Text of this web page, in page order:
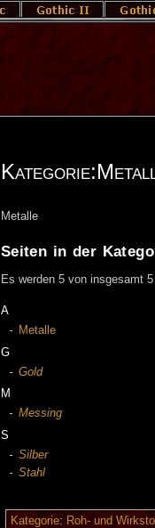
Metalle
Seiten in der
Es werden 5 von insgesamt
A
Metalle
G
Gold
M
Messing
S
Silber
Stahl
Kategorie: Roh- und